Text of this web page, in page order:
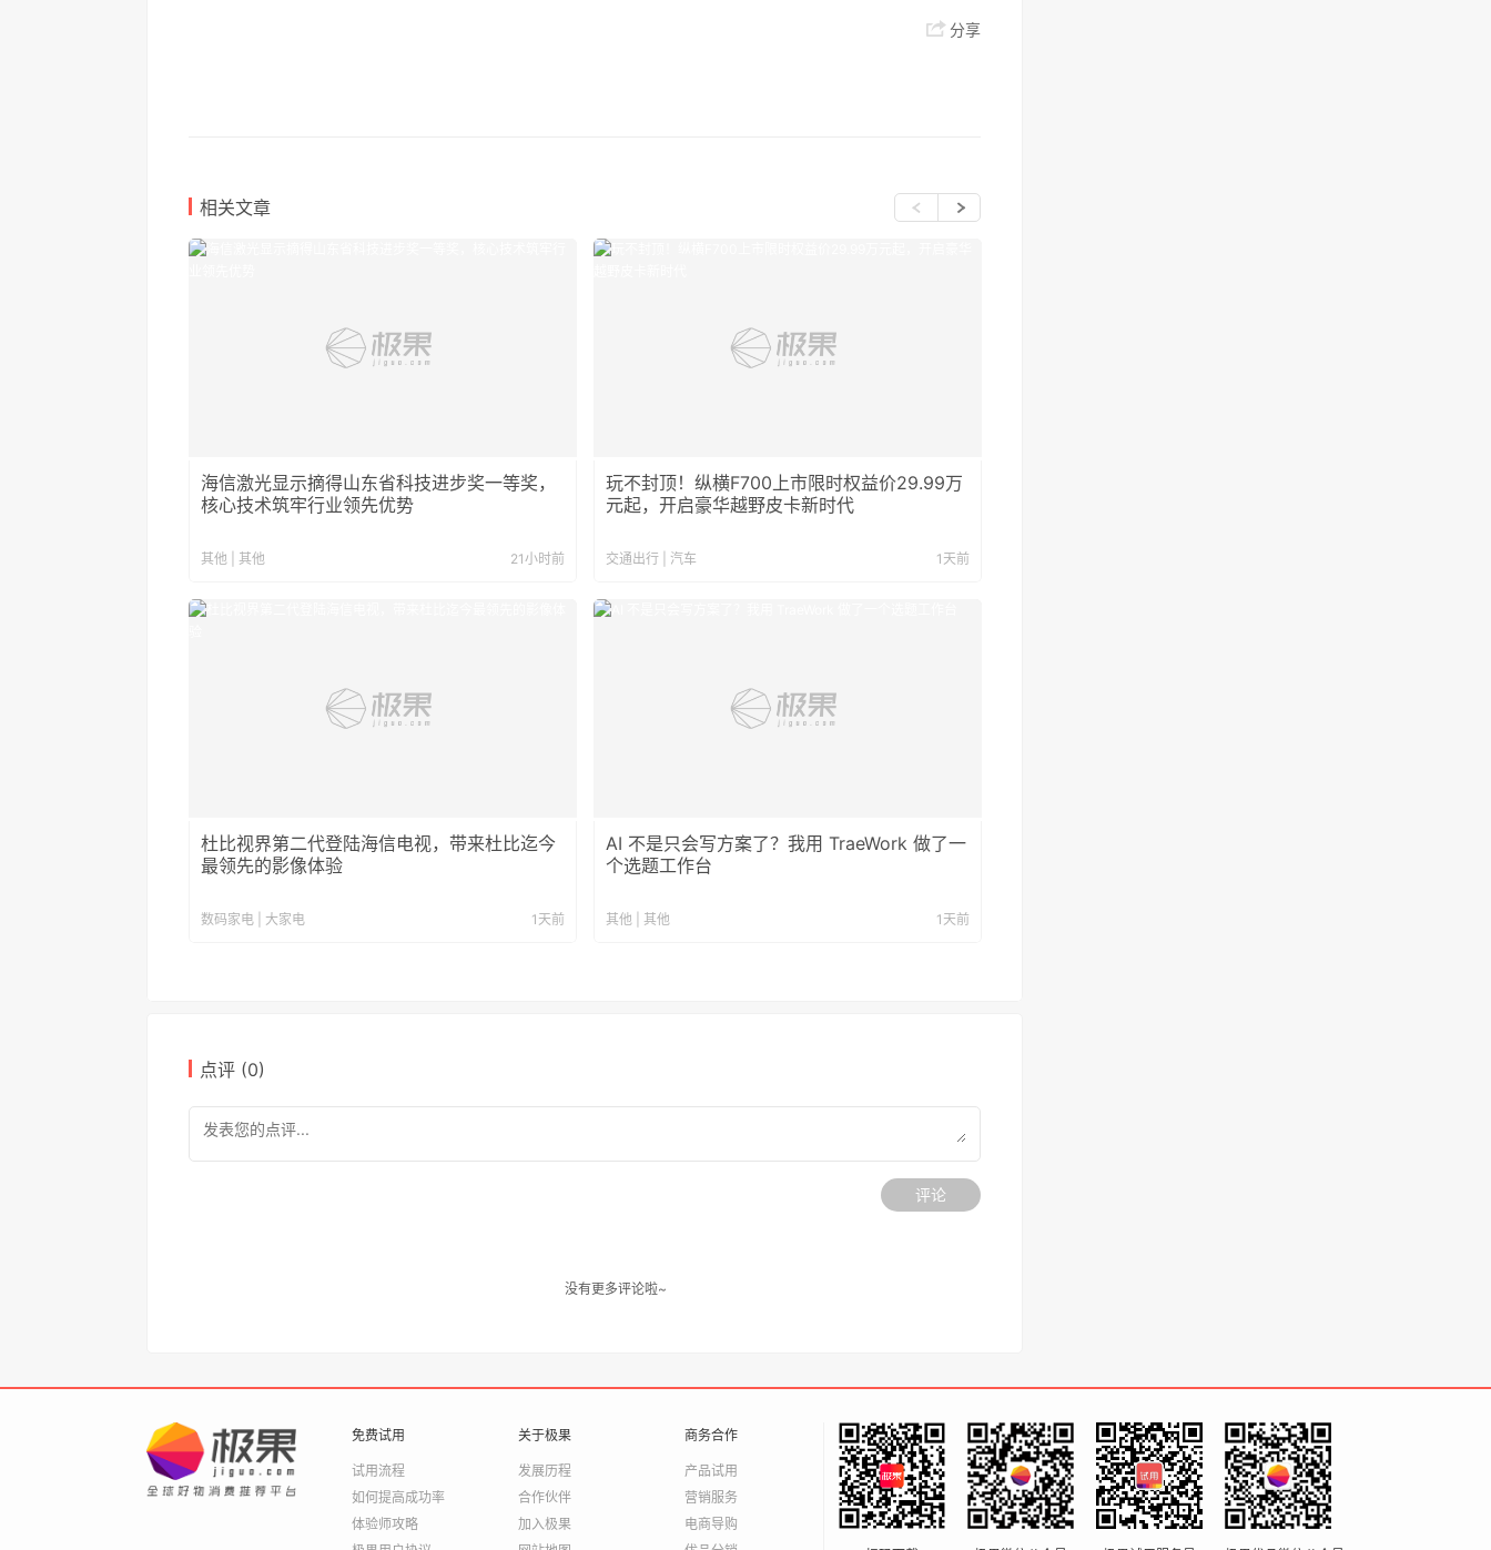
分享
相关文章
海信激光显示摘得山东省科技进步奖一等奖，
核心技术筑牢行业领先优势
其他 | 其他 21小时前
玩不封顶！纵横F700上市限时权益价29.99万
元起，开启豪华越野皮卡新时代
交通出行 | 汽车 1天前
杜比视界第二代登陆海信电视，带来杜比迄今
最领先的影像体验
数码家电 | 大家电 1天前
AI 不是只会写方案了？我用 TraeWork 做了一
个选题工作台
其他 | 其他 1天前
点评 (0)
评论
没有更多评论啦~
免费试用
试用流程
如何提高成功率
体验师攻略
关于极果
发展历程
合作伙伴
加入极果
商务合作
产品试用
营销服务
电商导购